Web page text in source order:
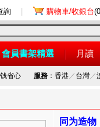
詢 購物車/收銀台
會員書架精選 月讀
省心 服務：香港／ 台灣／
同为造物